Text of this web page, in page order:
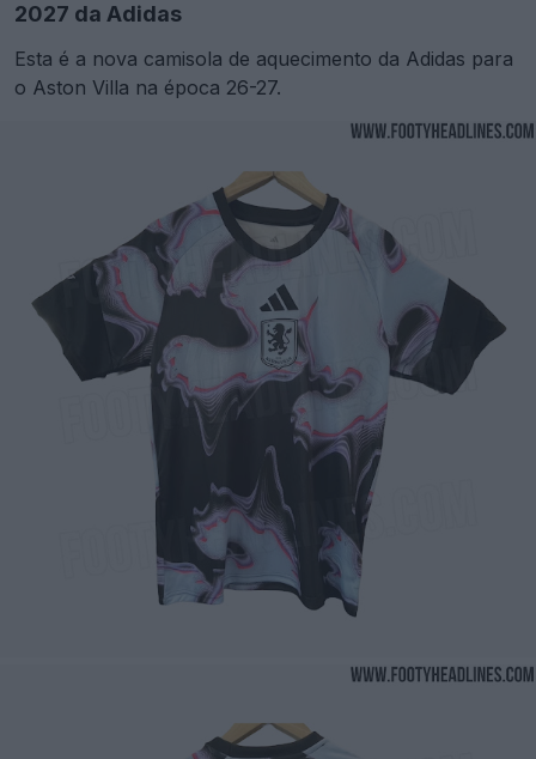
2027 da Adidas
Esta é a nova camisola de aquecimento da Adidas para
o Aston Villa na época 26-27.